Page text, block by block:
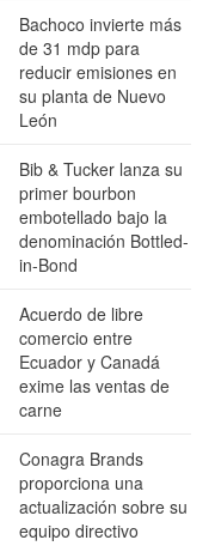
Bachoco invierte más
de 31 mdp para
reducir emisiones en
su planta de Nuevo
León
Bib & Tucker lanza su
primer bourbon
embotellado bajo la
denominación Bottled-
in-Bond
Acuerdo de libre
comercio entre
Ecuador y Canadá
exime las ventas de
carne
Conagra Brands
proporciona una
actualización sobre su
equipo directivo